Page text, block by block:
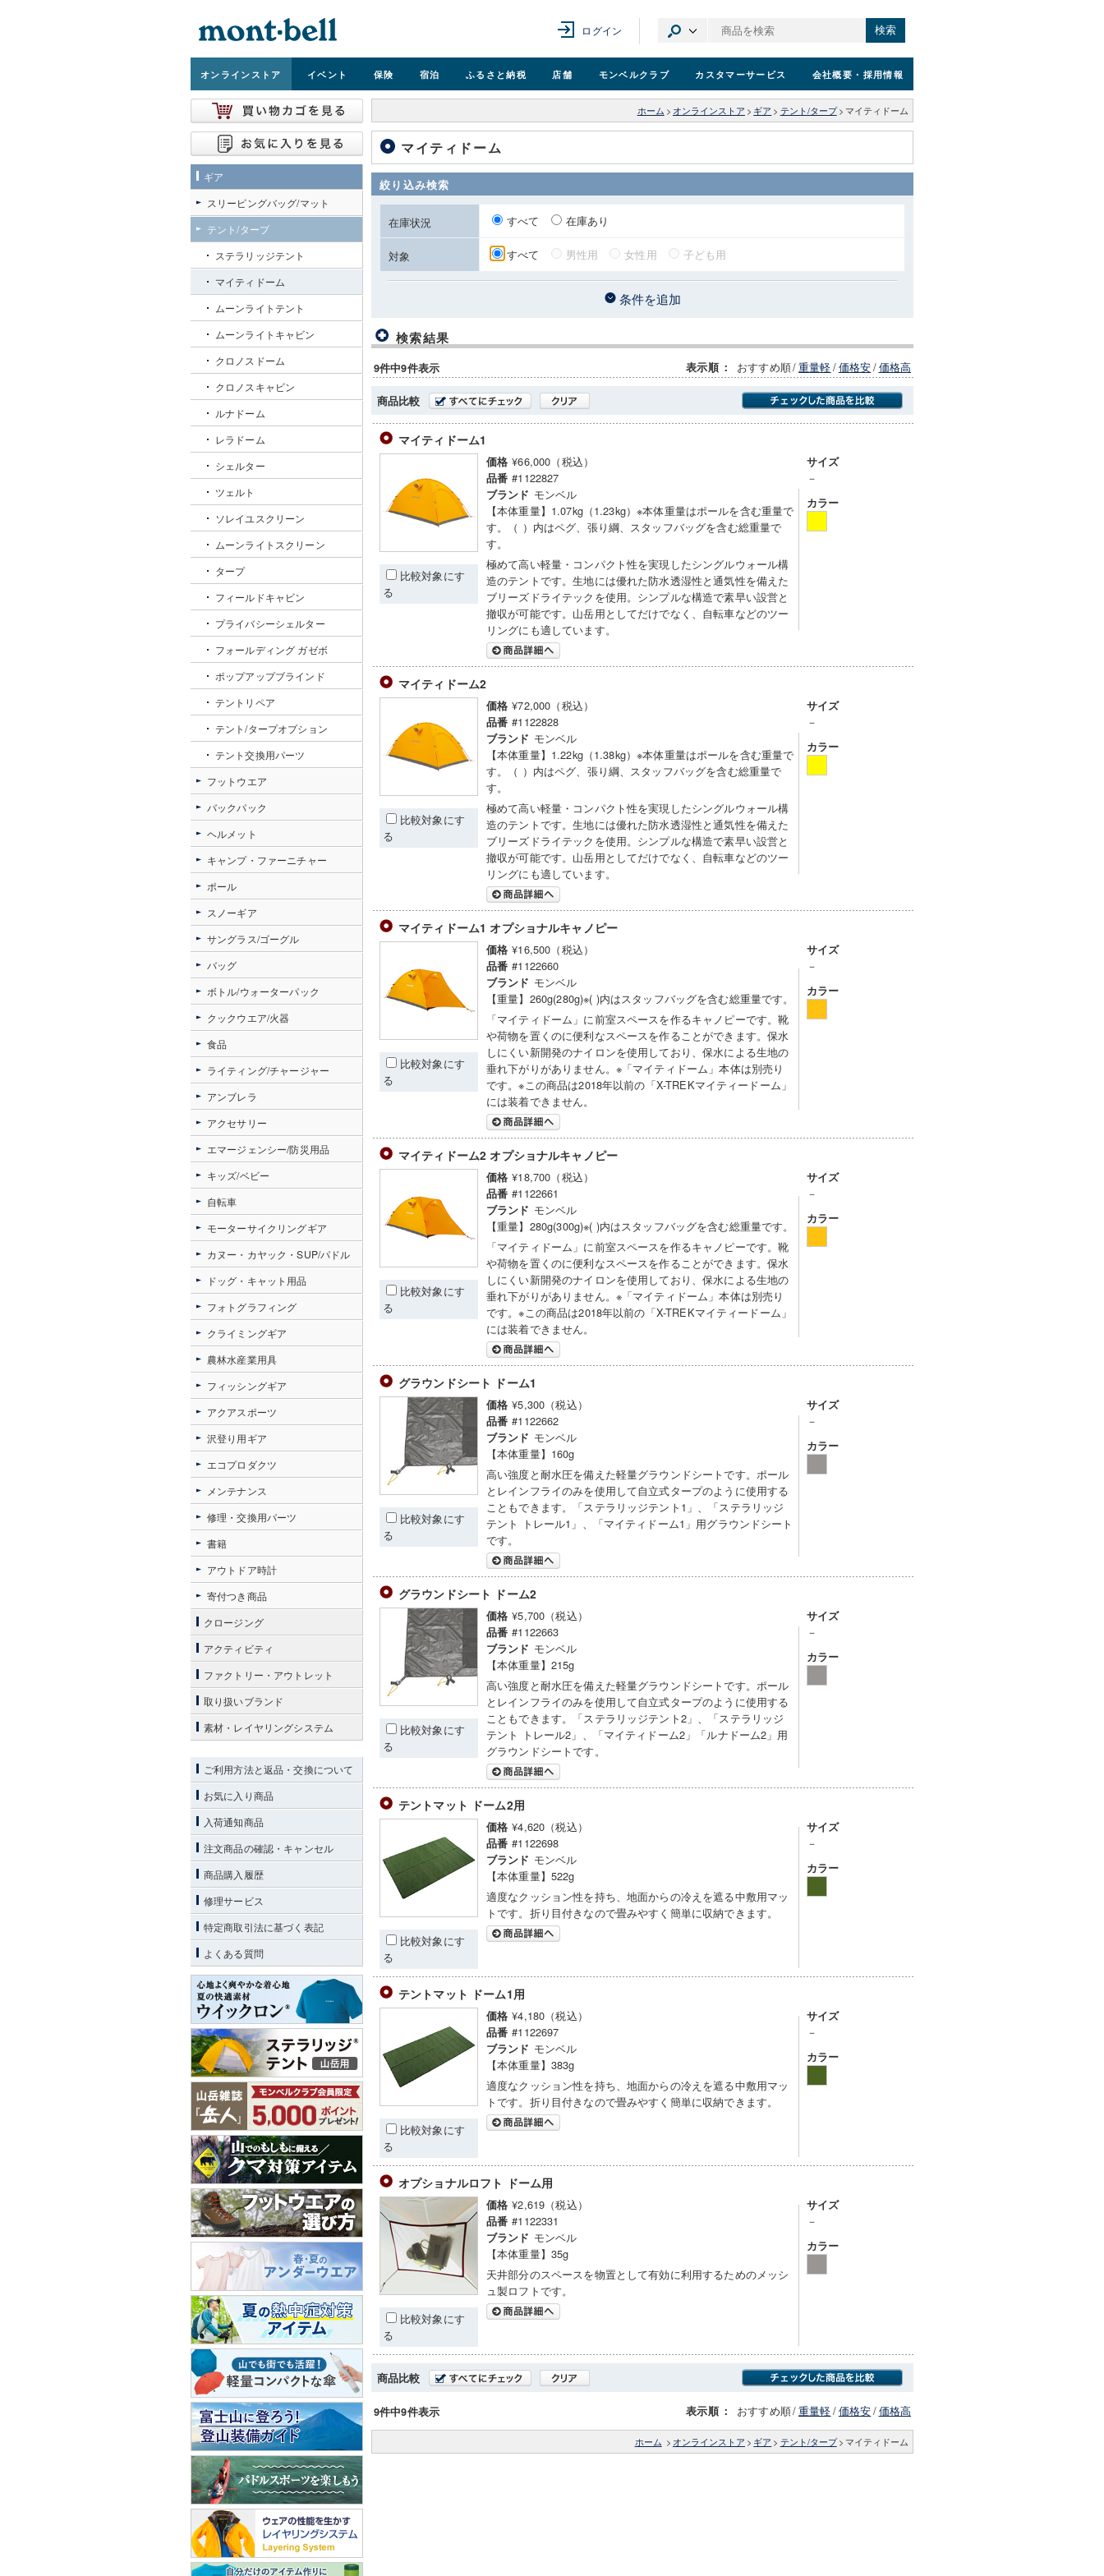
ログイン 検索
オンラインストア イベント 保険 宿泊 ふるさと納税 店舗 モンベルクラブ カスタマーサービス 会社概要 ・採用情報
ホーム > オンラインストア > ギア > テント/タープ > マイティドーム
マイティドーム
絞り込み検索
在庫状況 すべて 在庫あり
対象 すべて 男性用 女性用 子ども用
条件を追加
検索結果
9件中9件表示 表示順 ： おすすめ順/重量軽/価格安/価格高
商品比較
マイティドーム1
比較対象にす
る
価格 ¥66,000（税込）
品番 #1122827
ブランド モンベル
【本体重量】1.07kg（1.23kg）※本体重量はポールを含む重量で
す。（ ）内はペグ、張り綱、スタッフバッグを含む総重量で
す。
極めて高い軽量・コンパクト性を実現したシングルウォール構
造のテントです。生地には優れた防水透湿性と通気性を備えた
ブリーズドライテックを使用。シンプルな構造で素早い設営と
撤収が可能です。山岳用としてだけでなく、自転車などのツー
リングにも適しています。
サイズ
－
カラー
マイティドーム2
比較対象にす
る
価格 ¥72,000（税込）
品番 #1122828
ブランド モンベル
【本体重量】1.22kg（1.38kg）※本体重量はポールを含む重量で
す。（ ）内はペグ、張り綱、スタッフバッグを含む総重量で
す。
極めて高い軽量・コンパクト性を実現したシングルウォール構
造のテントです。生地には優れた防水透湿性と通気性を備えた
ブリーズドライテックを使用。シンプルな構造で素早い設営と
撤収が可能です。山岳用としてだけでなく、自転車などのツー
リングにも適しています。
サイズ
－
カラー
マイティドーム1 オプショナルキャノピー
比較対象にす
る
価格 ¥16,500（税込）
品番 #1122660
ブランド モンベル
【重量】260g(280g)※( )内はスタッフバッグを含む総重量です。
「マイティドーム」に前室スペースを作るキャノピーです。靴
や荷物を置くのに便利なスペースを作ることができます。保水
しにくい新開発のナイロンを使用しており、保水による生地の
垂れ下がりがありません。※「マイティドーム」本体は別売り
です。※この商品は2018年以前の「X-TREKマイティードーム」
には装着できません。
サイズ
－
カラー
マイティドーム2 オプショナルキャノピー
比較対象にす
る
価格 ¥18,700（税込）
品番 #1122661
ブランド モンベル
【重量】280g(300g)※( )内はスタッフバッグを含む総重量です。
「マイティドーム」に前室スペースを作るキャノピーです。靴
や荷物を置くのに便利なスペースを作ることができます。保水
しにくい新開発のナイロンを使用しており、保水による生地の
垂れ下がりがありません。※「マイティドーム」本体は別売り
です。※この商品は2018年以前の「X-TREKマイティードーム」
には装着できません。
サイズ
－
カラー
グラウンドシート ドーム1
比較対象にす
る
価格 ¥5,300（税込）
品番 #1122662
ブランド モンベル
【本体重量】160g
高い強度と耐水圧を備えた軽量グラウンドシートです。ポール
とレインフライのみを使用して自立式タープのように使用する
こともできます。「ステラリッジテント1」、「ステラリッジ
テント トレール1」、「マイティドーム1」用グラウンドシート
です。
サイズ
－
カラー
グラウンドシート ドーム2
比較対象にす
る
価格 ¥5,700（税込）
品番 #1122663
ブランド モンベル
【本体重量】215g
高い強度と耐水圧を備えた軽量グラウンドシートです。ポール
とレインフライのみを使用して自立式タープのように使用する
こともできます。「ステラリッジテント2」、「ステラリッジ
テント トレール2」、「マイティドーム2」「ルナドーム2」用
グラウンドシートです。
サイズ
－
カラー
テントマット ドーム2用
比較対象にす
る
価格 ¥4,620（税込）
品番 #1122698
ブランド モンベル
【本体重量】522g
適度なクッション性を持ち、地面からの冷えを遮る中敷用マッ
トです。折り目付きなので畳みやすく簡単に収納できます。
サイズ
－
カラー
テントマット ドーム1用
比較対象にす
る
価格 ¥4,180（税込）
品番 #1122697
ブランド モンベル
【本体重量】383g
適度なクッション性を持ち、地面からの冷えを遮る中敷用マッ
トです。折り目付きなので畳みやすく簡単に収納できます。
サイズ
－
カラー
オプショナルロフト ドーム用
比較対象にす
る
価格 ¥2,619（税込）
品番 #1122331
ブランド モンベル
【本体重量】35g
天井部分のスペースを物置として有効に利用するためのメッシ
ュ製ロフトです。
サイズ
－
カラー
商品比較
9件中9件表示 表示順 ： おすすめ順/重量軽/価格安/価格高
ホーム > オンラインストア > ギア > テント/タープ > マイティドーム
ギア
スリーピングバッグ/マット
テント/タープ
ステラリッジテント
マイティドーム
ムーンライトテント
ムーンライトキャビン
クロノスドーム
クロノスキャビン
ルナドーム
レラドーム
シェルター
ツェルト
ソレイユスクリーン
ムーンライトスクリーン
タープ
フィールドキャビン
プライバシーシェルター
フォールディング ガゼボ
ポップアップブラインド
テントリペア
テント/タープオプション
テント交換用パーツ
フットウエア
バックパック
ヘルメット
キャンプ・ファーニチャー
ポール
スノーギア
サングラス/ゴーグル
バッグ
ボトル/ウォーターパック
クックウエア/火器
食品
ライティング/チャージャー
アンブレラ
アクセサリー
エマージェンシー/防災用品
キッズ/ベビー
自転車
モーターサイクリングギア
カヌー・カヤック・SUP/パドル
ドッグ・キャット用品
フォトグラフィング
クライミングギア
農林水産業用具
フィッシングギア
アクアスポーツ
沢登り用ギア
エコプロダクツ
メンテナンス
修理・交換用パーツ
書籍
アウトドア時計
寄付つき商品
クロージング
アクティビティ
ファクトリー・アウトレット
取り扱いブランド
素材・レイヤリングシステム
ご利用方法と返品・交換について
お気に入り商品
入荷通知商品
注文商品の確認・キャンセル
商品購入履歴
修理サービス
特定商取引法に基づく表記
よくある質問